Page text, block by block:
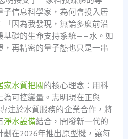
信息科學家，為何會投入居
因為我發現，無論多麼前沿
基礎的生命支持系統——水。如
再精密的量子態也只是一串
家水質把關的核心理念：用科
可控變量。志明現在正與
注於水質服務的企業合作，將
淨水設備結合，開發新一代的
在2026年推出原型機，讓每